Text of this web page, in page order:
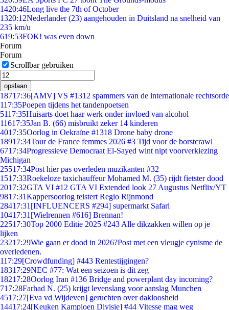
1420:46Long live the 7th of October
1320:12Nederlander (23) aangehouden in Duitsland na snelheid van
235 km/u
619:53FOK! was even down
Forum
Forum
Scrollbar gebruiken
opslaan
18717:36[AMV] VS #1312 spammers van de internationale rechtsorde
117:35Poepen tijdens het tandenpoetsen
5117:35Huisarts doet haar werk onder invloed van alcohol
11617:35Jan B. (66) misbruikt zeker 14 kinderen
4017:35Oorlog in Oekraïne #1318 Drone baby drone
18917:34Tour de France femmes 2026 #3 Tijd voor de borstcrawl
6717:34Progressieve Democraat El-Sayed wint nipt voorverkiezing
Michigan
25517:34Post hier pas overleden muzikanten #32
1517:33Roekeloze taxichauffeur Mohamed M. (35) rijdt fietster dood
2017:32GTA VI #12 GTA VI Extended look 27 Augustus Netflix/YT
9817:31Kappersoorlog teistert Regio Rijnmond
28417:31 [INFLUENCERS #294] supermarkt Safari
10417:31 [Wielrennen #616] Brennan!
22517:30Top 2000 Editie 2025 #243 Alle dikzakken willen op je
lijken
23217:29Wie gaan er dood in 2026?Post met een vleugje cynisme de
overledenen.
117:29[Crowdfunding] #443 Rentestijgingen?
18317:29NEC #77: Wat een seizoen is dit zeg
18217:28Oorlog Iran #136 Bridge and powerplant day incoming?
717:28Farhad N. (25) krijgt levenslang voor aanslag Munchen
4517:27[Eva vd Wijdeven] geruchten over dakloosheid
14417:24[Keuken Kampioen Divisie] #44 Vitesse mag weg